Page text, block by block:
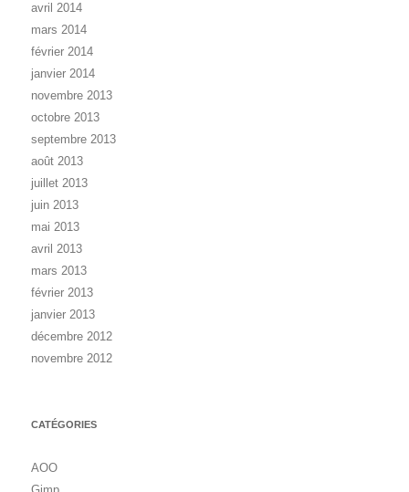
avril 2014
mars 2014
février 2014
janvier 2014
novembre 2013
octobre 2013
septembre 2013
août 2013
juillet 2013
juin 2013
mai 2013
avril 2013
mars 2013
février 2013
janvier 2013
décembre 2012
novembre 2012
CATÉGORIES
AOO